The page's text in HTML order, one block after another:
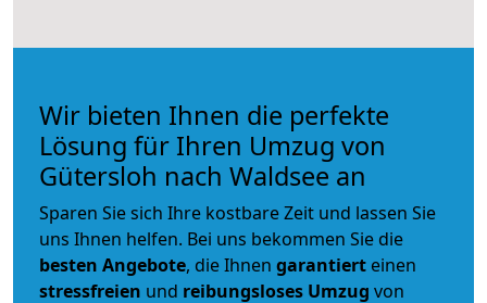
Wir bieten Ihnen die perfekte
Lösung für Ihren Umzug von
Gütersloh nach Waldsee an
Sparen Sie sich Ihre kostbare Zeit und lassen Sie
uns Ihnen helfen. Bei uns bekommen Sie die
besten Angebote, die Ihnen garantiert einen
stressfreien und reibungsloses Umzug von